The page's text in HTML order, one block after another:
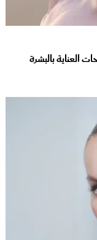
بالبشرة